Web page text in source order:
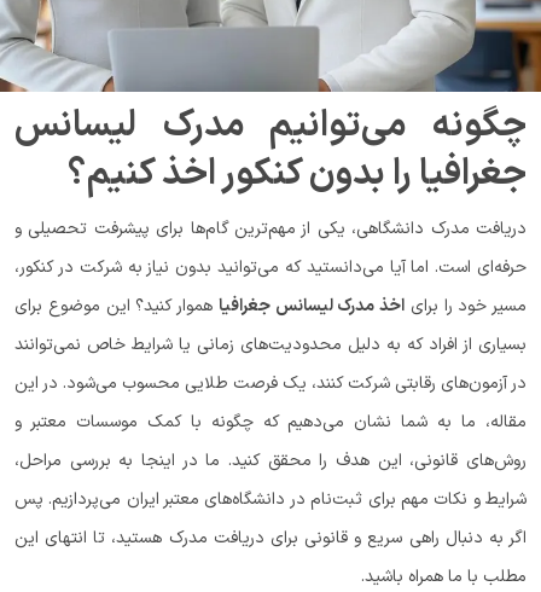
چگونه می‌توانیم مدرک لیسانس
جغرافیا را بدون کنکور اخذ کنیم؟
دریافت مدرک دانشگاهی، یکی از مهم‌ترین گام‌ها برای پیشرفت تحصیلی و
حرفه‌ای است. اما آیا می‌دانستید که می‌توانید بدون نیاز به شرکت در کنکور،
مسیر خود را برای اخذ مدرک لیسانس جغرافیا هموار کنید؟ این موضوع برای
بسیاری از افراد که به دلیل محدودیت‌های زمانی یا شرایط خاص نمی‌توانند
در آزمون‌های رقابتی شرکت کنند، یک فرصت طلایی محسوب می‌شود. در این
مقاله، ما به شما نشان می‌دهیم که چگونه با کمک موسسات معتبر و
روش‌های قانونی، این هدف را محقق کنید. ما در اینجا به بررسی مراحل،
شرایط و نکات مهم برای ثبت‌نام در دانشگاه‌های معتبر ایران می‌پردازیم. پس
اگر به دنبال راهی سریع و قانونی برای دریافت مدرک هستید، تا انتهای این
مطلب با ما همراه باشید.